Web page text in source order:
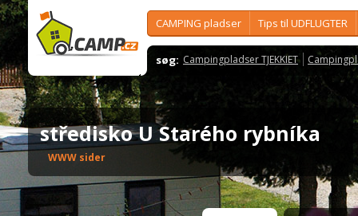
CAMPING pladser Tips til UDFLUGTER
søg: Campingpladser TJEKKIET
středisko U Starého rybníka
WWW sider